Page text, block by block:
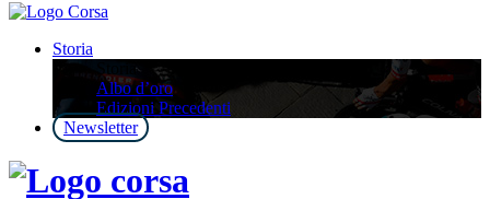
Storia
Storia
Albo d’oro
Edizioni Precedenti
Newsletter